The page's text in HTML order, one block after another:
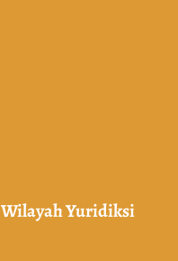
Wilayah Yuridiksi